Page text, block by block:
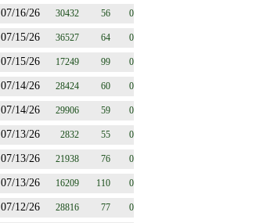
07/16/26 30432 56 0
07/15/26 36527 64 0
07/15/26 17249 99 0
07/14/26 28424 60 0
07/14/26 29906 59 0
07/13/26 2832 55 0
07/13/26 21938 76 0
07/13/26 16209 110 0
07/12/26 28816 77 0